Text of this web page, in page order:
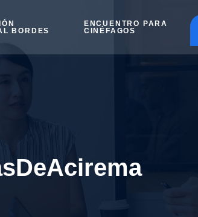
BORDES
ENCUENTRO PARA
CINÉFAGOS